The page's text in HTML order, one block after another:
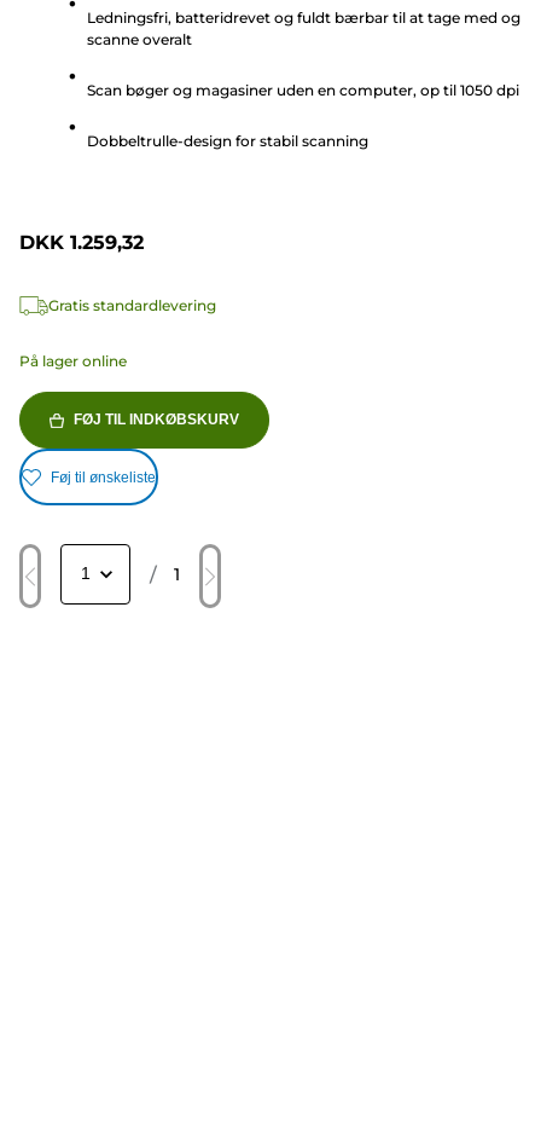
stjerner.
anmeldelse
Ledningsfri, batteridrevet og fuldt bærbar til at tage med og
scanne overalt
Scan bøger og magasiner uden en computer, op til 1050 dpi
Dobbeltrulle-design for stabil scanning
DKK 1.259,32
Gratis standardlevering
På lager online
FØJ TIL INDKØBSKURV
Føj til ønskeliste
/ 1